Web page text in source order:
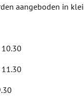
aangeboden in